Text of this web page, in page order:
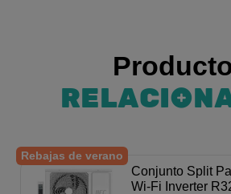
Rebajas de verano
Conjunto Split
Wi-Fi Inverter